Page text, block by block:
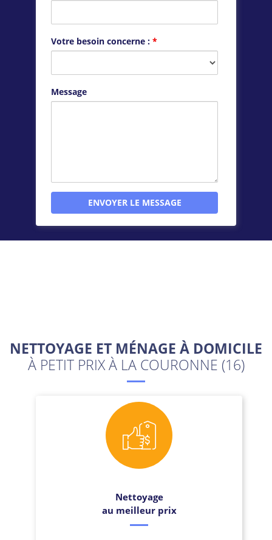
Votre besoin concerne : *
Message
NETTOYAGE ET MÉNAGE À DOMICILE
À PETIT PRIX À LA COURONNE (16)
Nettoyage
au meilleur prix